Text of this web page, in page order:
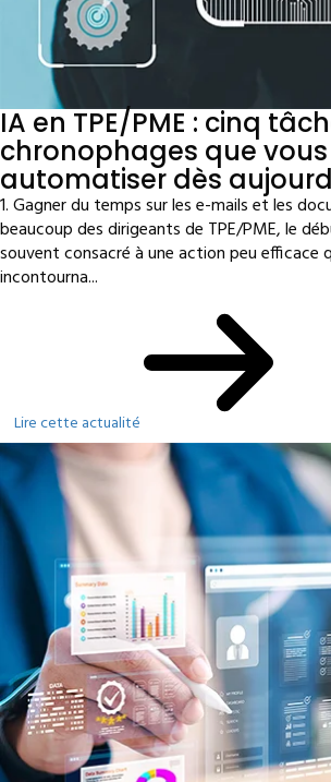
IA en TPE/PME : cinq
chronophages que
automatiser dès
1. Gagner du temps sur les e-mails et les
beaucoup des dirigeants de TPE/PME, le
souvent consacré à une action peu efficace
incontourna...
Lire cette actualité